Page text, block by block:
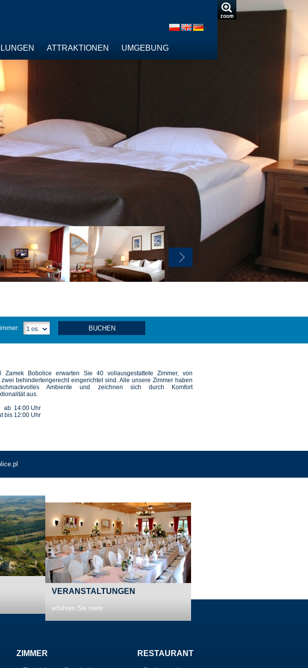
ATTRAKTIONEN
UMGEBUNG
BUCHEN
Zamek Bobolice erwarten Sie 40 vollausgestattete Zimmer, von
behindertengerecht eingerichtet sind. Alle unsere Zimmer haben
Ambiente und zeichnen sich durch Komfort
aus.
ab 14:00 Uhr
bis 12:00 Uhr
VERANSTALTUNGEN
erfahren Sie mehr
ZIMMER RESTAURANT